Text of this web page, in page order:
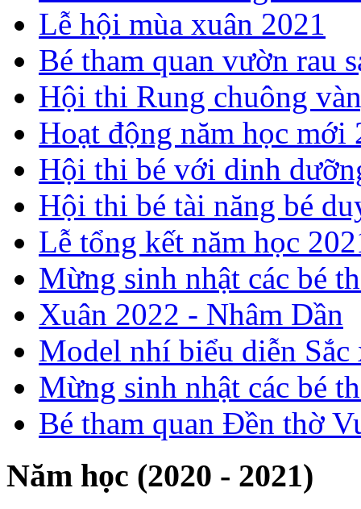
Lễ hội mùa xuân 2021
Bé tham quan vườn rau
Hội thi Rung chuông
Hoạt động năm học mới
Hội thi bé với dinh
Hội thi bé tài năng bé
Lễ tổng kết năm học
Mừng sinh nhật các bé
Xuân 2022 - Nhâm Dần
Model nhí biểu diễn
Mừng sinh nhật các bé
Bé tham quan Đền thờ
Năm học (2020 - 2021)